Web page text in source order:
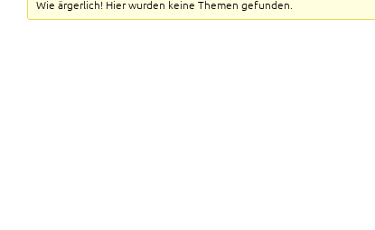
Wie ärgerlich! Hier wurden keine Themen gefunden.